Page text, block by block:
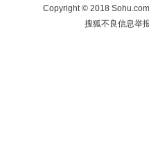
Copyright©2018
搜狐不良信息举